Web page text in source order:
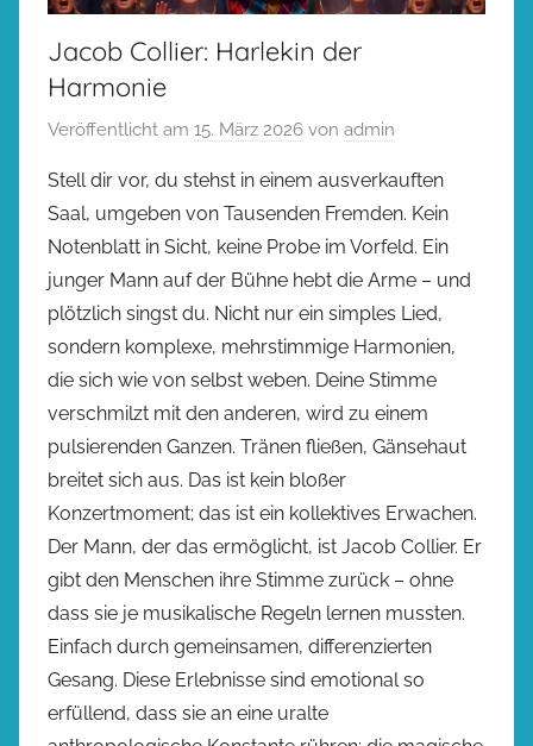
Jacob Collier: Harlekin der
Harmonie
Veröffentlicht am 15. März 2026 von admin
Stell dir vor, du stehst in einem ausverkauften
Saal, umgeben von Tausenden Fremden. Kein
Notenblatt in Sicht, keine Probe im Vorfeld. Ein
junger Mann auf der Bühne hebt die Arme – und
plötzlich singst du. Nicht nur ein simples Lied,
sondern komplexe, mehrstimmige Harmonien,
die sich wie von selbst weben. Deine Stimme
verschmilzt mit den anderen, wird zu einem
pulsierenden Ganzen. Tränen fließen, Gänsehaut
breitet sich aus. Das ist kein bloßer
Konzertmoment; das ist ein kollektives Erwachen.
Der Mann, der das ermöglicht, ist Jacob Collier. Er
gibt den Menschen ihre Stimme zurück – ohne
dass sie je musikalische Regeln lernen mussten.
Einfach durch gemeinsamen, differenzierten
Gesang. Diese Erlebnisse sind emotional so
erfüllend, dass sie an eine uralte